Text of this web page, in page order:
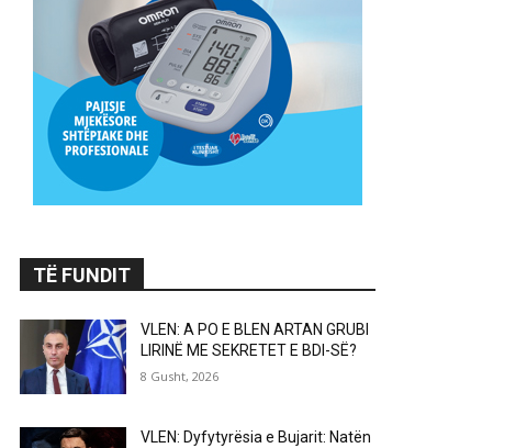
TË FUNDIT
VLEN: A PO E BLEN ARTAN GRUBI
LIRINË ME SEKRETET E BDI-SË?
8 Gusht, 2026
VLEN: Dyfytyrësia e Bujarit: Natën